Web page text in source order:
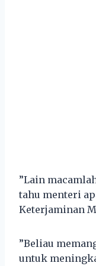
”Lain
tahu menteri
Keterjaminan
”Beliau
untuk